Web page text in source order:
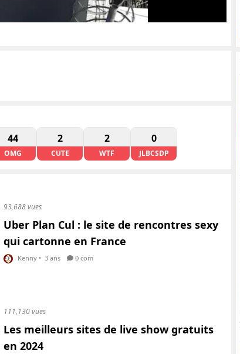
44
OMG
2
CUTE
2
WTF
0
JLBCSDP
93,688 vues
Uber Plan Cul : le site de rencontres sexy
qui cartonne en France
Kenny • 3 ans 0 com
111,130 vues
Les meilleurs sites de live show gratuits
en 2024